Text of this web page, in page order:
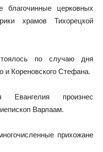
церковных
храмов Тихорецкой
по случаю дня
и Кореновского Стефана.
Евангелия произнес
Варлаам.
прихожане